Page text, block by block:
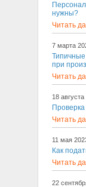
нужны?
Читать
7 марта
при
Читать
18
Читать
11 мая
Как
Читать
22